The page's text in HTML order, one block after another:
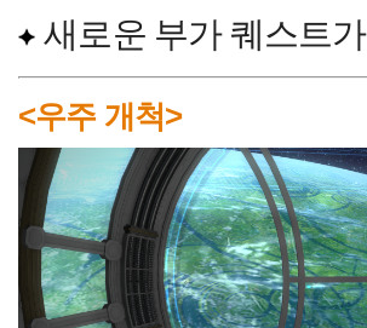
새로운 부가 퀘스트
<우주 개척>